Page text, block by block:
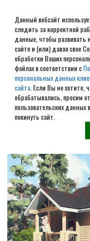
Данный вебсайт
следить за корректной
данные, чтобы развивать
сайте и (или) давая свое
обработки Ваших
файлах в соответствии с
персональных данных
сайта . Если Вы не
обрабатывались, просим
пользовательских данных
покинуть сайт.
Заливка
Зуево
Наши